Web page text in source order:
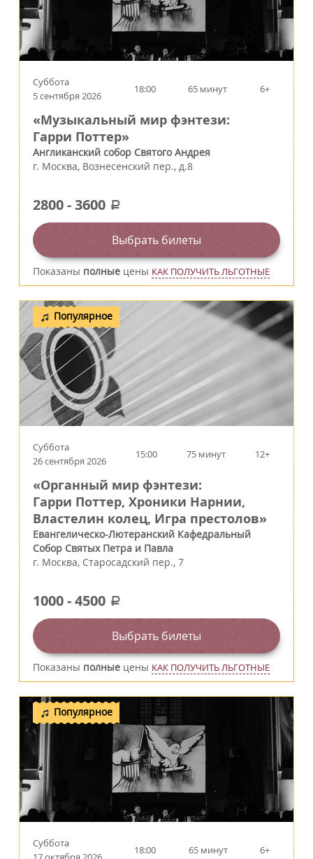
Суббота
5 сентября 2026
18:00 65 минут 6+
«Музыкальный мир фэнтези:
Гарри Поттер»
Англиканский собор Святого Андрея
г. Москва, Вознесенский пер., д.8
2800-3600 a
Выбрать билеты
Показаны полные цены КАК ПОЛУЧИТЬ ЛЬГОТНЫЕ
Популярное
Суббота
26 сентября 2026
15:00 75 минут 12+
«Органный мир фэнтези:
Гарри Поттер, Хроники Нарнии,
Властелин колец, Игра престолов»
Евангелическо-Лютеранский Кафедральный
Собор Святых Петра и Павла
г. Москва, Старосадский пер., 7
1000-4500 a
Выбрать билеты
Показаны полные цены КАК ПОЛУЧИТЬ ЛЬГОТНЫЕ
Популярное
Суббота
18:00 65 минут 6+